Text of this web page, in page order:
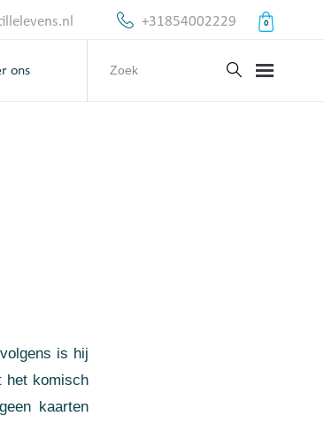
+31854002229 0
ons
is hij
het komisch
kaarten